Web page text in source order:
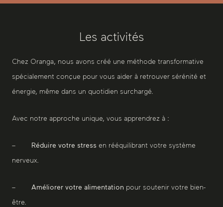
Les activités
Chez Oranga, nous avons créé une méthode transformative
spécialement conçue pour vous aider à retrouver sérénité et
énergie, même dans un quotidien surchargé.
Avec notre approche unique, vous apprendrez à :
– Réduire votre stress en rééquilibrant votre système
nerveux.
– Améliorer votre alimentation pour soutenir votre bien-
être.